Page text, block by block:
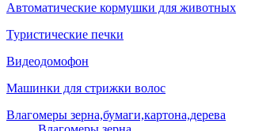
Автоматические кормушки для животных
Туристические печки
Видеодомофон
Машинки для стрижки волос
Влагомеры зерна,бумаги,картона,дерева